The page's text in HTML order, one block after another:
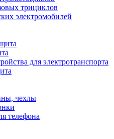
трициклов
электромобилей
для электротранспорта
чехлы
телефона